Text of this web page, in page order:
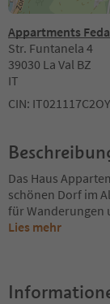
Appartments
Str. Funtanela 4
39030 La Val BZ
IT
CIN:
Das Haus
schönen Dorf im
für Wanderungen
Lies mehr